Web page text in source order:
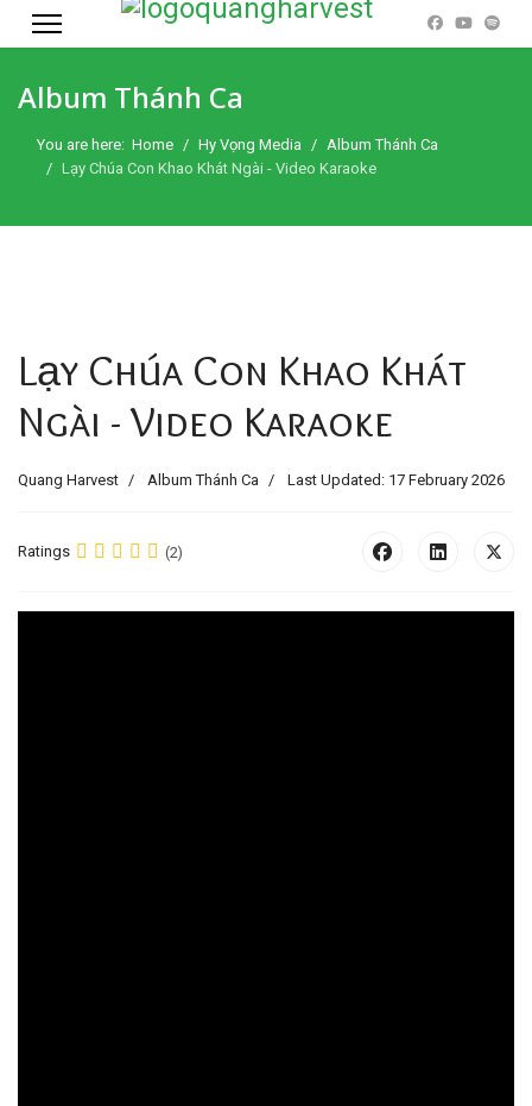
Album Thánh Ca
You are here: Home Hy Vọng Media
Album Thánh Ca
Lạy Chúa Con Khao Khát Ngài - Video Karaoke
Lạy Chúa Con Khao Khát
Ngài - Video Karaoke
Quang Harvest Album Thánh Ca Last Updated: 17 February 2026
Ratings (2)